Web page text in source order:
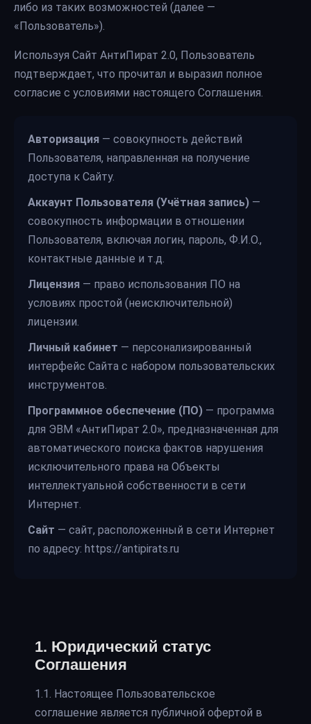
либо из таких возможностей (далее —
«Пользователь»).
Используя Сайт АнтиПират 2.0, Пользователь
подтверждает, что прочитал и выразил полное
согласие с условиями настоящего Соглашения.
Авторизация — совокупность действий
Пользователя, направленная на получение
доступа к Сайту.
Аккаунт Пользователя (Учётная запись) —
совокупность информации в отношении
Пользователя, включая логин, пароль, Ф.И.О.,
контактные данные и т.д.
Лицензия — право использования ПО на
условиях простой (неисключительной)
лицензии.
Личный кабинет — персонализированный
интерфейс Сайта с набором пользовательских
инструментов.
Программное обеспечение (ПО) — программа
для ЭВМ «АнтиПират 2.0», предназначенная для
автоматического поиска фактов нарушения
исключительного права на Объекты
интеллектуальной собственности в сети
Интернет.
Сайт — сайт, расположенный в сети Интернет
по адресу: https://antipirats.ru
1. Юридический статус
Соглашения
1.1. Настоящее Пользовательское
соглашение является публичной офертой в